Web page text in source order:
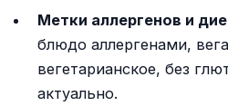
Метки аллергенов и
блюдо аллергенами,
вегетарианское, без
актуально.